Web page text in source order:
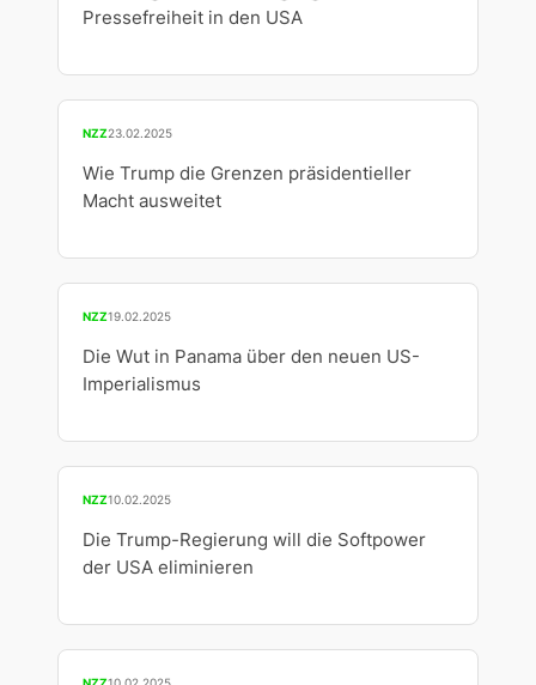
Pressefreiheit in den USA
NZZ23.02.2025
Wie Trump die Grenzen präsidentieller
Macht ausweitet
NZZ19.02.2025
Die Wut in Panama über den neuen US-
Imperialismus
NZZ10.02.2025
Die Trump-Regierung will die Softpower
der USA eliminieren